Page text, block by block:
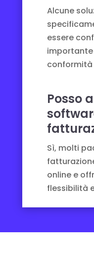
Alcune
essere
conformità
Posso
Sì, molti
online e
flessibilità